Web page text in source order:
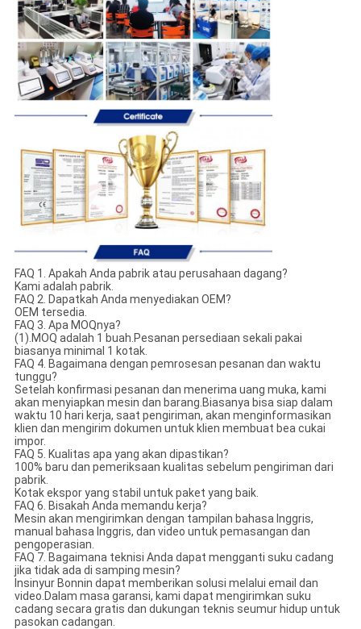
FAQ 1. Apakah Anda pabrik atau perusahaan dagang?
Kami adalah pabrik.
FAQ 2. Dapatkah Anda menyediakan OEM?
OEM tersedia.
FAQ 3. Apa MOQnya?
(1).MOQ adalah 1 buah.Pesanan persediaan sekali pakai
biasanya minimal 1 kotak.
FAQ 4. Bagaimana dengan pemrosesan pesanan dan waktu
tunggu?
Setelah konfirmasi pesanan dan menerima uang muka, kami
akan menyiapkan mesin dan barang.Biasanya bisa siap dalam
waktu 10 hari kerja, saat pengiriman, akan menginformasikan
klien dan mengirim dokumen untuk klien membuat bea cukai
impor.
FAQ 5. Kualitas apa yang akan dipastikan?
100% baru dan pemeriksaan kualitas sebelum pengiriman dari
pabrik.
Kotak ekspor yang stabil untuk paket yang baik.
FAQ 6. Bisakah Anda memandu kerja?
Mesin akan mengirimkan dengan tampilan bahasa Inggris,
manual bahasa Inggris, dan video untuk pemasangan dan
pengoperasian.
FAQ 7. Bagaimana teknisi Anda dapat mengganti suku cadang
jika tidak ada di samping mesin?
Insinyur Bonnin dapat memberikan solusi melalui email dan
video.Dalam masa garansi, kami dapat mengirimkan suku
cadang secara gratis dan dukungan teknis seumur hidup untuk
pasokan cadangan.